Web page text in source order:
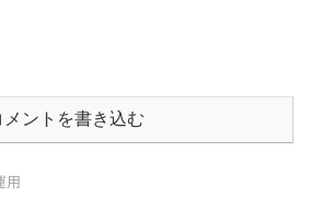
メントを書き込む
用